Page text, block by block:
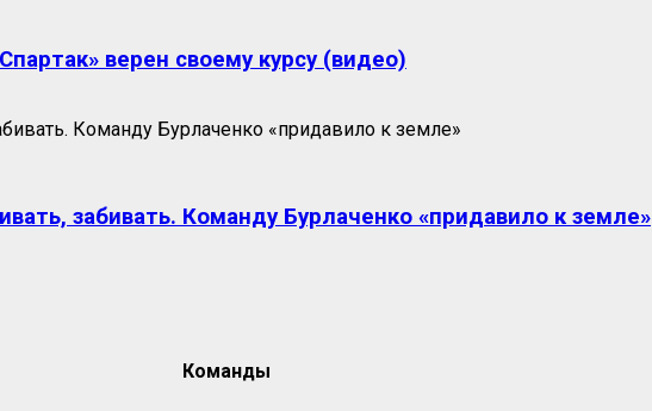
верен своему курсу (видео)
забивать. Команду Бурлаченко «придавило к земле»
Команды